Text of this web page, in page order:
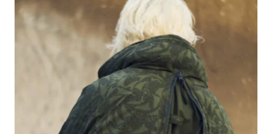
#GH 銘品の所以 #フイナムのYouTube
#Commune H #FOCUS IT #AH.H
#ととけん #FASHION #MUSIC #MOVIE
#SNEAKER #OUTDOOR
#HANDSOME HANDBOOK